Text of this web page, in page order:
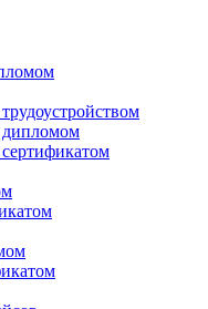
дипломом